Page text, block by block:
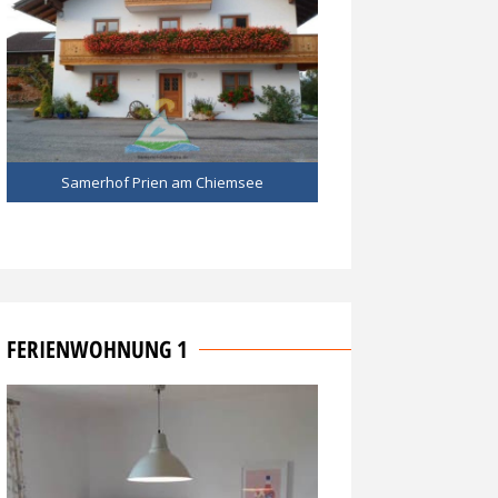
Samerhof Prien am Chiemsee
FERIENWOHNUNG 1